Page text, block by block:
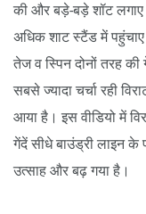
की और बड़े-बड़े शॉट
अधिक शाट स्टैंड में
तेज व स्पिन दोनों तरह की
सबसे ज्यादा चर्चा रही
आया है। इस वीडियो में
गेंदें सीधे बाउंड्री लाइन
उत्साह और बढ़ गया है।